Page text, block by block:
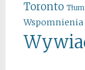
Toronto
Wspomnienia